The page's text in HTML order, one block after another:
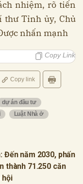
nhiệm, rõ tiến
thư Tỉnh ủy, Chủ
nhấn mạnh
Copy Link
Copy link
dự án đầu tư
Luật Nhà ở
Đến năm 2030, phấn
thành 71.250 căn
hội